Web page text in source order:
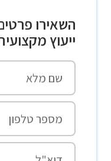
השאירו פרטים
ייעוץ מקצועית!